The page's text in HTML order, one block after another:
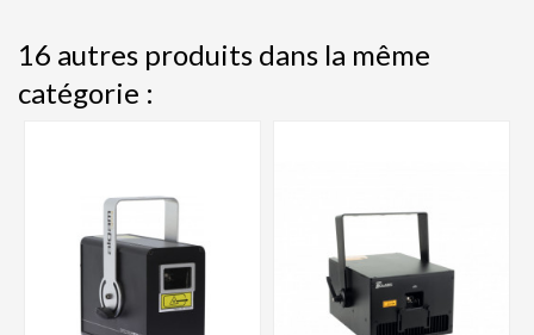
16 autres produits dans la même
catégorie :